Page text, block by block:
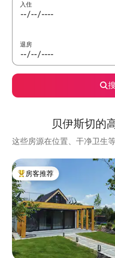
入住
退房
贝伊斯切的
这些房源在位置、干净卫生
热门「房客推荐」
房客推荐